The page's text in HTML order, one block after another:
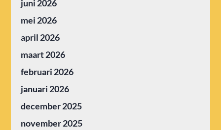
juni 2026
mei 2026
april 2026
maart 2026
februari 2026
januari 2026
december 2025
november 2025